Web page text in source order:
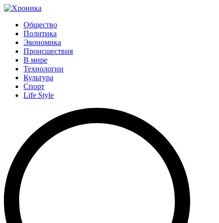
Общество
Политика
Экономика
Происшествия
В мире
Технологии
Культура
Спорт
Life Style